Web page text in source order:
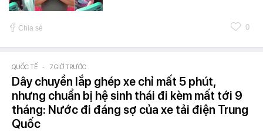
Chia sẻ 0
QUỐC TẾ - 7 GIỜ TRƯỚC
Dây chuyền lắp ghép xe chỉ mất 5 phút,
nhưng chuẩn bị hệ sinh thái đi kèm mất tới 9
tháng: Nước đi đáng sợ của xe tải điện Trung
Quốc